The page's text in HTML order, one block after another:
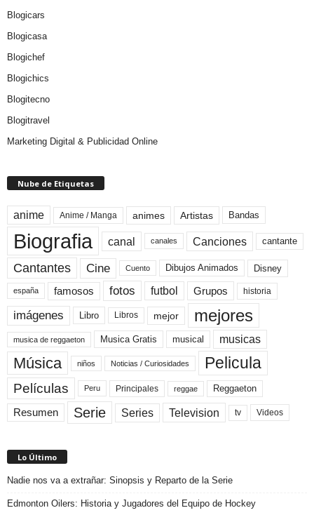
Blogicars
Blogicasa
Blogichef
Blogichics
Blogitecno
Blogitravel
Marketing Digital & Publicidad Online
Nube de Etiquetas
anime Anime / Manga animes Artistas Bandas
Biografia canal canales Canciones cantante
Cantantes Cine Cuento Dibujos Animados Disney
españa famosos fotos futbol Grupos historia
imágenes Libro Libros mejor mejores
musica de reggaeton Musica Gratis musical musicas
Música niños Noticias / Curiosidades Pelicula
Películas Peru Principales reggae Reggaeton
Resumen Serie Series Television tv Videos
Lo Último
Nadie nos va a extrañar: Sinopsis y Reparto de la Serie
Edmonton Oilers: Historia y Jugadores del Equipo de Hockey